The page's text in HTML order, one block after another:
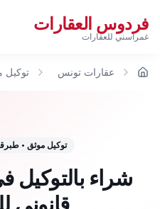
فردوس العقارات
غمراسني للعقارات
الرئيسية عقارات تونس توكيل
توكيل موثق •
شراء بالتوكيل
قانوني